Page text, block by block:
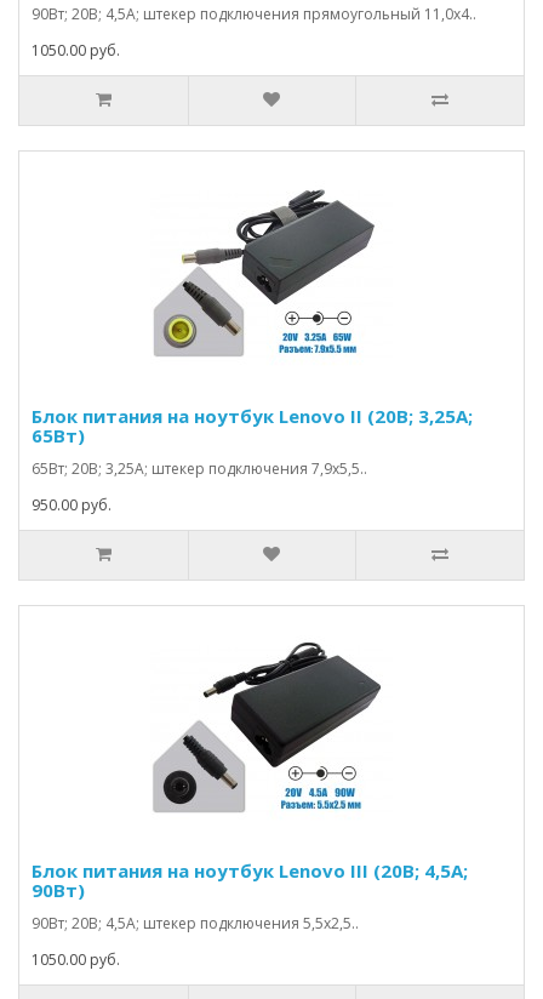
90Вт; 20В; 4,5А; штекер подключения прямоугольный 11,0х4..
1050.00 руб.
Блок питания на ноутбук Lenovo II (20В; 3,25А;
65Вт)
65Вт; 20В; 3,25А; штекер подключения 7,9х5,5..
950.00 руб.
Блок питания на ноутбук Lenovo III (20В; 4,5А;
90Вт)
90Вт; 20В; 4,5А; штекер подключения 5,5х2,5..
1050.00 руб.